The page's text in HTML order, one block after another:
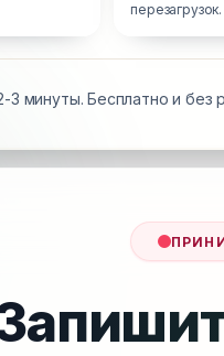
перезагрузок.
минуты. Бесплатно и без